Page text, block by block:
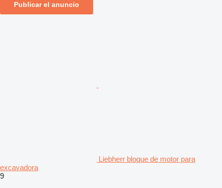
Publicar el anuncio
Liebherr bloque de motor para
excavadora
9